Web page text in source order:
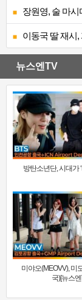
장원영, 술 마
이동국 딸 재시
뉴스엔TV
방탄소년단, 시대가
미야오(MEOVV), 미
국)[뉴스